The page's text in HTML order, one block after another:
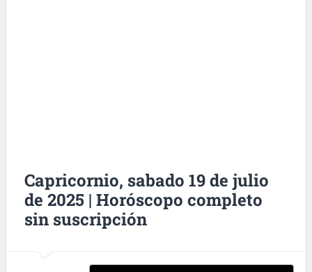
Capricornio, sabado 19 de julio
de 2025 | Horóscopo completo
sin suscripción